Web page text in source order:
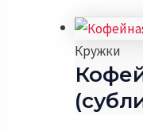
Кружки